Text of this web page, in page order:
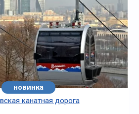
новинка
канатная дорога